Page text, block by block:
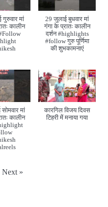
मां
कालीन
29 जुलाई बुधवार मां
गंगा के प्रातः कालीन
दर्शन #highlights
#follow गुरु पूर्णिमा
की शुभकामनाएं
मां
कालीन
कारगिल विजय दिवस
टिहरी में मनाया गया
Next »